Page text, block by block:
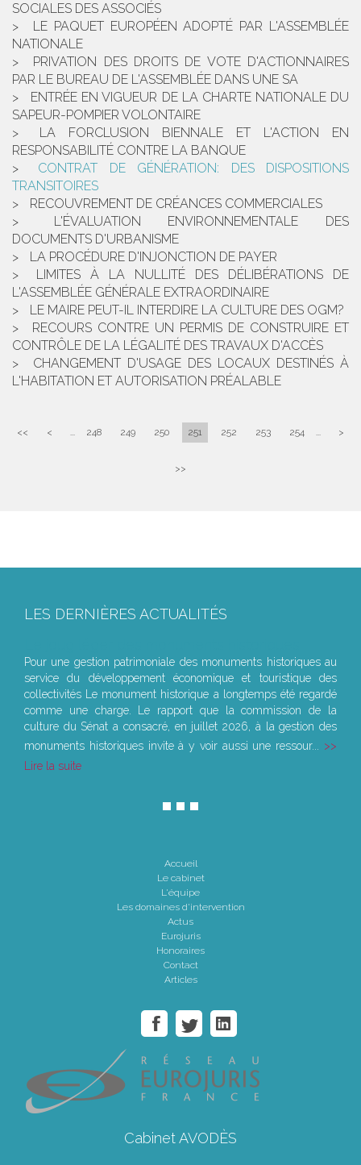
SOCIALES DES ASSOCIÉS
LE PAQUET EUROPÉEN ADOPTÉ PAR L'ASSEMBLÉE
NATIONALE
PRIVATION DES DROITS DE VOTE D'ACTIONNAIRES
PAR LE BUREAU DE L'ASSEMBLÉE DANS UNE SA
ENTRÉE EN VIGUEUR DE LA CHARTE NATIONALE DU
SAPEUR-POMPIER VOLONTAIRE
LA FORCLUSION BIENNALE ET L'ACTION EN
RESPONSABILITÉ CONTRE LA BANQUE
CONTRAT DE GÉNÉRATION: DES DISPOSITIONS
TRANSITOIRES
RECOUVREMENT DE CRÉANCES COMMERCIALES
L'ÉVALUATION ENVIRONNEMENTALE DES
DOCUMENTS D'URBANISME
LA PROCÉDURE D'INJONCTION DE PAYER
LIMITES À LA NULLITÉ DES DÉLIBÉRATIONS DE
L'ASSEMBLÉE GÉNÉRALE EXTRAORDINAIRE
LE MAIRE PEUT-IL INTERDIRE LA CULTURE DES OGM?
RECOURS CONTRE UN PERMIS DE CONSTRUIRE ET
CONTRÔLE DE LA LÉGALITÉ DES TRAVAUX D'ACCÈS
CHANGEMENT D'USAGE DES LOCAUX DESTINÉS À
L'HABITATION ET AUTORISATION PRÉALABLE
<< < ... 248 249 250 251 252 253 254 ... >
>>
LES DERNIÈRES ACTUALITÉS
Pour une gestion patrimoniale des monuments historiques au
service du développement économique et touristique des
collectivités Le monument historique a longtemps été regardé
comme une charge. Le rapport que la commission de la
culture du Sénat a consacré, en juillet 2026, à la gestion des
monuments historiques invite à y voir aussi une ressour...
Lire la suite
Accueil
Le cabinet
L'équipe
Les domaines d'intervention
Actus
Eurojuris
Honoraires
Contact
Articles
Cabinet AVODÈS